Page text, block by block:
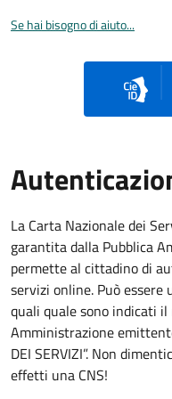
Se hai bisogno di aiuto...
La Carta Nazionale dei
garantita dalla Pubblica
permette al cittadino di
servizi online. Può essere
quali quale sono indicati il
Amministrazione
DEI SERVIZI”. Non
effetti una CNS!